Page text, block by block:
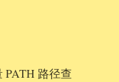
PATH 路径查